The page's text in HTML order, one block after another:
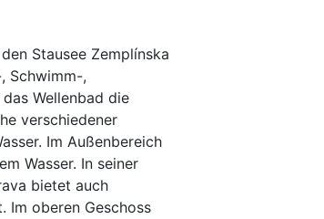
Stausee Zemplínska
Schwimm-,
Wellenbad die
verschiedener
Im Außenbereich
Wasser. In seiner
bietet auch
Im oberen Geschoss